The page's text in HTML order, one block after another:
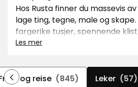
Hos Rusta finner du massevis
lage ting, tegne, male og
fargerike tusjer, spennende
leire som kan formes, og
leker, puslespill og spill som
både fantasi og underholdning.
Les mer
og reise (845) Leker (57)